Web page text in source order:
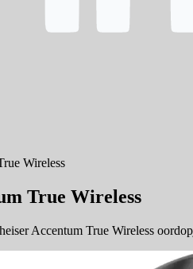
Wireless
True Wireless
Accentum True Wireless